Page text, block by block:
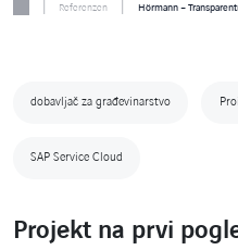
Referenzen Hörmann –
dobavljač za građevinarstvo
SAP Service Cloud
Projekt na prvi